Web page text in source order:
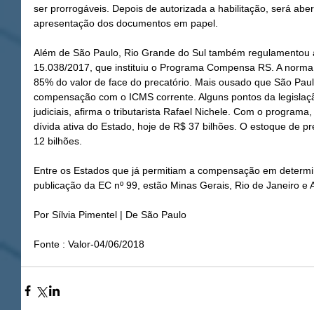
ser prorrogáveis. Depois de autorizada a habilitação, será
apresentação dos documentos em papel.
Além de São Paulo, Rio Grande do Sul também
15.038/2017, que instituiu o Programa Compensa RS. A
85% do valor de face do precatório. Mais ousado que São
compensação com o ICMS corrente. Alguns pontos da
judiciais, afirma o tributarista Rafael Nichele. Com o
dívida ativa do Estado, hoje de R$ 37 bilhões. O estoque de
12 bilhões.
Entre os Estados que já permitiam a compensação em
publicação da EC nº 99, estão Minas Gerais, Rio de Janeiro e
Por Sílvia Pimentel | De São Paulo
Fonte : Valor-04/06/2018